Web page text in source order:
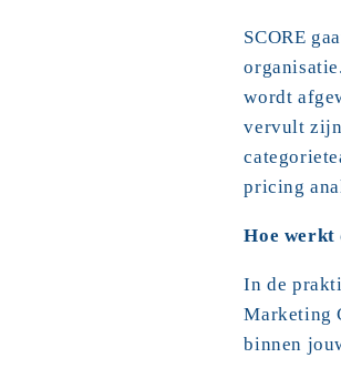
SCORE
wordt
vervult
pricing
Hoe werkt
In de
Marketing
binnen